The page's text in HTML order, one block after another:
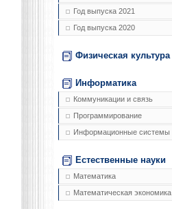
Год выпуска 2021
Год выпуска 2020
Физическая культура
Информатика
Коммуникации и связь
Программирование
Информационные системы
Естественные науки
Математика
Математическая экономика